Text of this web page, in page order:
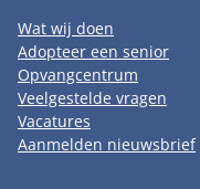
Wat wij doen
Adopteer een senior
Opvangcentrum
Veelgestelde vragen
Vacatures
Aanmelden nieuwsbrief